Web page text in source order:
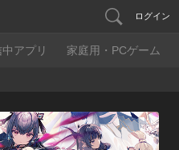
ログイン
アプリ 家庭用・PCゲーム